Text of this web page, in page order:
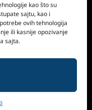
kao što su
sajtu, kao i
ovih tehnologija
ili kasnije opozivanje
sajta.